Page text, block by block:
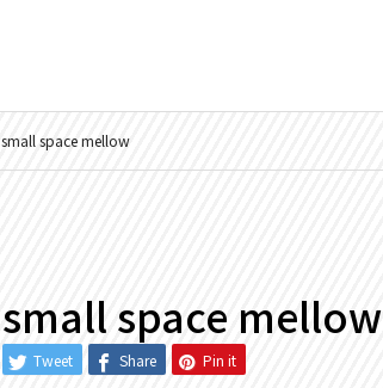
small space mellow
small space mellow
Tweet Share Pin it